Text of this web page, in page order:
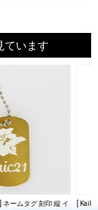
ています
ネームタグ 刻印 縦 イ
[